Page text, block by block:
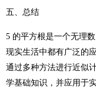
五、总结
5 的平方根是一个无理
现实生活中都有广泛的
通过多种方法进行近似
学基础知识，并应用于